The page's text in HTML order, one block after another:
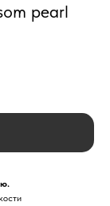
pearl